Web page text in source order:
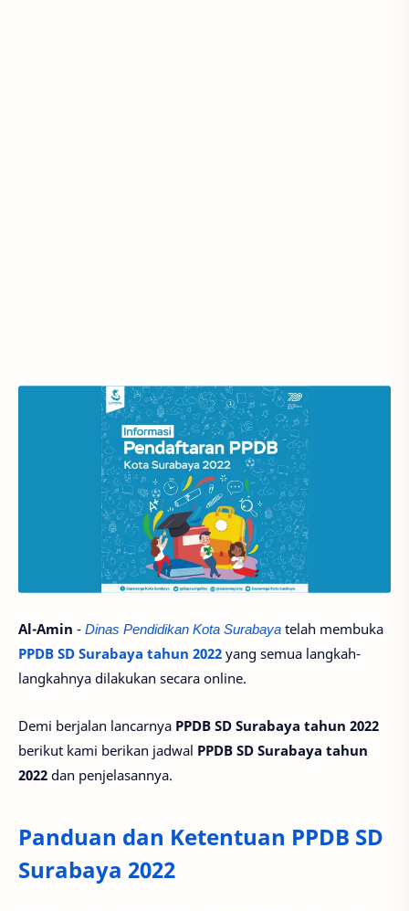
Al-Amin - Dinas Pendidikan Kota Surabaya telah membuka
PPDB SD Surabaya tahun 2022 yang semua langkah-
langkahnya dilakukan secara online.
Demi berjalan lancarnya PPDB SD Surabaya tahun 2022
berikut kami berikan jadwal PPDB SD Surabaya tahun
2022 dan penjelasannya.
Panduan dan Ketentuan PPDB SD
Surabaya 2022